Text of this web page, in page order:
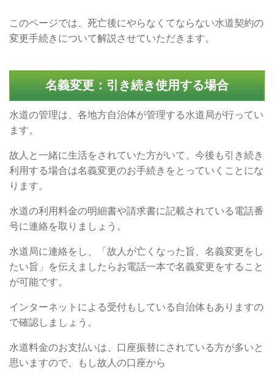
このページでは、死亡後にやらなくてならない水道契約の
変更手続きについて解説させていただきます。
名義変更：引き続き使用する場合
水道の管理は、各地方自治体が管理する水道局が行ってい
ます。
故人と一緒に生活をされていた方がいて、今後も引き続き
利用する場合は名義変更のお手続きをとっていくことにな
ります。
水道の利用料金の明細書や請求書に記載されている電話番
号に連絡を取りましょう。
水道局に連絡をし、「故人が亡くなった旨、名義変更をし
たい旨」を伝えましたらお電話一本で名義変更をすること
が可能です。
インターネットによる受付もしている自治体もありますの
で確認しましょう。
水道料金のお支払いは、口座振替にされている方が多いと
思いますので、もし故人の口座から